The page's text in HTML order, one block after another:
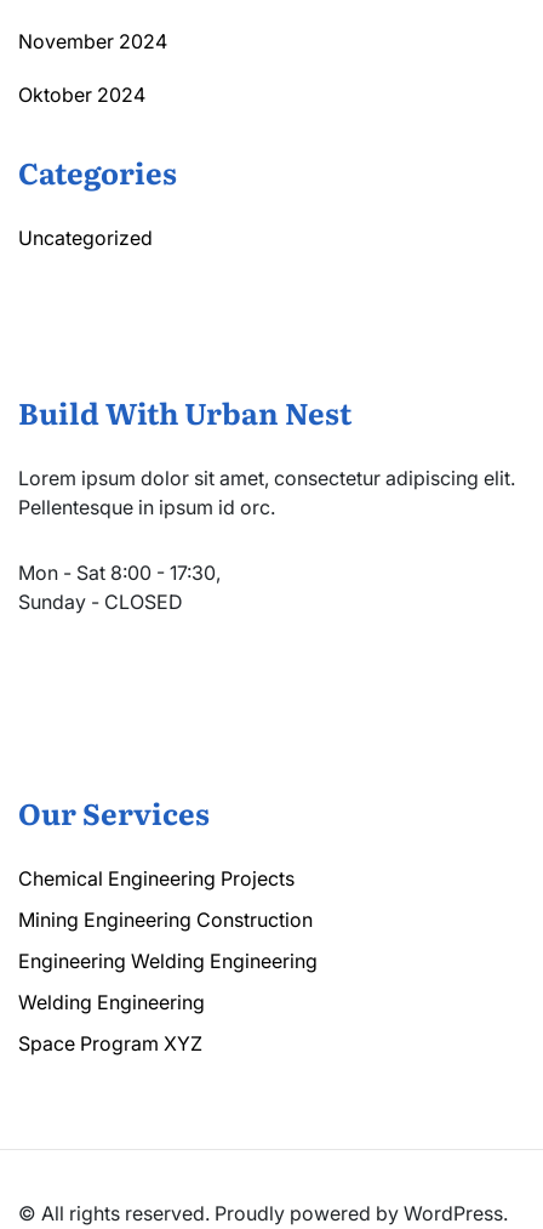
November 2024
Oktober 2024
Categories
Uncategorized
Build With Urban Nest
Lorem ipsum dolor sit amet, consectetur adipiscing elit.
Pellentesque in ipsum id orc.
Mon - Sat 8:00 - 17:30,
Sunday - CLOSED
Our Services
Chemical Engineering Projects
Mining Engineering Construction
Engineering Welding Engineering
Welding Engineering
Space Program XYZ
© All rights reserved. Proudly powered by WordPress.